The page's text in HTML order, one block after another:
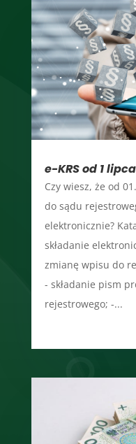
e-KRS od 1
Czy wiesz, że od
do sądu
elektronicznie?
składanie
zmianę wpisu do
- składanie pism
rejestrowego; -...